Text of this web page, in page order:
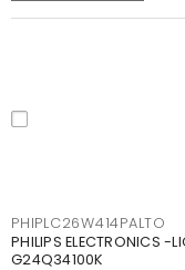
PHIPLC26W414PALTO
PHILIPS ELECTRONICS -
G24Q34100K